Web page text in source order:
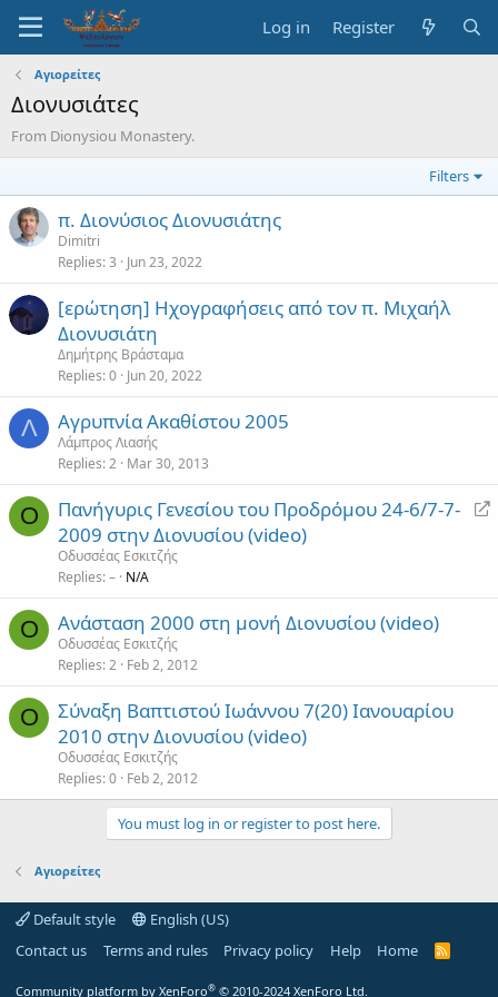
Log in Register
Αγιορείτες
Διονυσιάτες
From Dionysiou Monastery.
Filters
π. Διονύσιος Διονυσιάτης
Dimitri
Replies 3 Jun 23, 2022
[ερώτηση] Ηχογραφήσεις από τον π. Μιχαήλ
Διονυσιάτη
Δημήτρης Βράσταμα
Replies 0 Jun 20, 2022
Λ Αγρυπνία Ακαθίστου 2005
Λάμπρος Λιασής
Replies 2 Mar 30, 2013
Ο
R
Πανήγυρις Γενεσίου του Προδρόμου 24-6/7-7-
2009 στην Διονυσίου (video)
Οδυσσέας Εσκιτζής
Replies – N/A
Ο Ανάσταση 2000 στη μονή Διονυσίου (video)
Οδυσσέας Εσκιτζής
Replies 2 Feb 2, 2012
Ο
Σύναξη Βαπτιστού Ιωάννου 7(20) Ιανουαρίου
2010 στην Διονυσίου (video)
Οδυσσέας Εσκιτζής
Replies 0 Feb 2, 2012
You must log in or register to post here.
Αγιορείτες
Default style
English (US)
Contact us
Terms and rules Privacy policy Help Home
R
Community platform by XenForo® © 2010-2024 XenForo Ltd.